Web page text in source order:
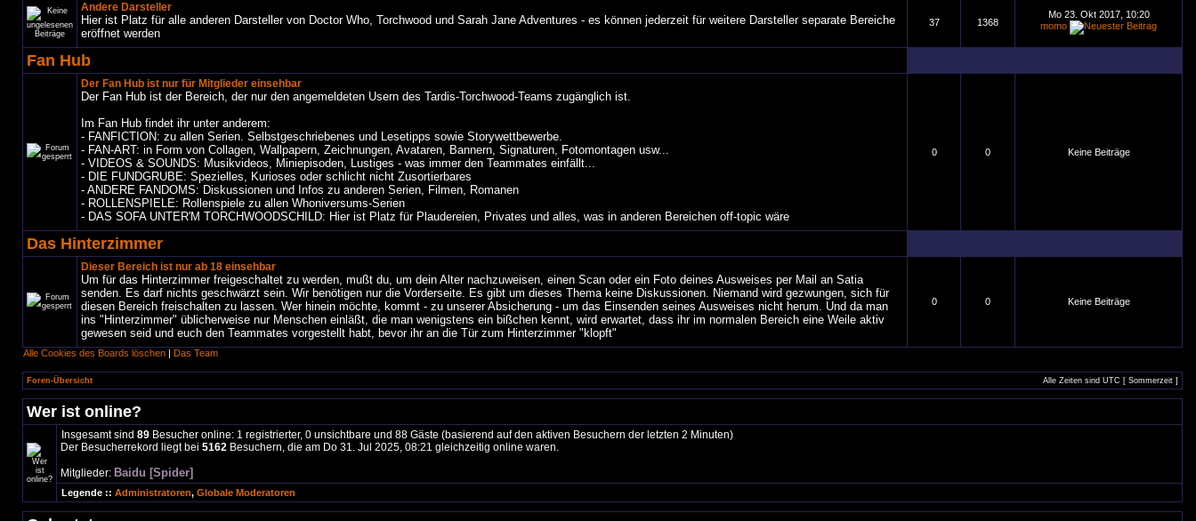
Andere Darsteller
Hier ist Platz für alle anderen Darsteller von Doctor Who, Torchwood und Sarah Jane Adventures - es können jederzeit für weitere Darsteller separate Bereiche
eröffnet werden
37 1368
Mo 23. Okt 2017, 10:20
momo
Fan Hub
Der Fan Hub ist nur für Mitglieder einsehbar
Der Fan Hub ist der Bereich, der nur den angemeldeten Usern des Tardis-Torchwood-Teams zugänglich ist.
Im Fan Hub findet ihr unter anderem:
- FANFICTION: zu allen Serien. Selbstgeschriebenes und Lesetipps sowie Storywettbewerbe.
- FAN-ART: in Form von Collagen, Wallpapern, Zeichnungen, Avataren, Bannern, Signaturen, Fotomontagen usw...
- VIDEOS & SOUNDS: Musikvideos, Miniepisoden, Lustiges - was immer den Teammates einfällt...
- DIE FUNDGRUBE: Spezielles, Kurioses oder schlicht nicht Zusortierbares
- ANDERE FANDOMS: Diskussionen und Infos zu anderen Serien, Filmen, Romanen
- ROLLENSPIELE: Rollenspiele zu allen Whoniversums-Serien
- DAS SOFA UNTER'M TORCHWOODSCHILD: Hier ist Platz für Plaudereien, Privates und alles, was in anderen Bereichen off-topic wäre
0 0 Keine Beiträge
Das Hinterzimmer
Dieser Bereich ist nur ab 18 einsehbar
Um für das Hinterzimmer freigeschaltet zu werden, mußt du, um dein Alter nachzuweisen, einen Scan oder ein Foto deines Ausweises per Mail an Satia
senden. Es darf nichts geschwärzt sein. Wir benötigen nur die Vorderseite. Es gibt um dieses Thema keine Diskussionen. Niemand wird gezwungen, sich für
diesen Bereich freischalten zu lassen. Wer hinein möchte, kommt - zu unserer Absicherung - um das Einsenden seines Ausweises nicht herum. Und da man
ins "Hinterzimmer" üblicherweise nur Menschen einläßt, die man wenigstens ein bißchen kennt, wird erwartet, dass ihr im normalen Bereich eine Weile aktiv
gewesen seid und euch den Teammates vorgestellt habt, bevor ihr an die Tür zum Hinterzimmer "klopft"
0 0 Keine Beiträge
Alle Cookies des Boards löschen | Das Team
Foren-Übersicht Alle Zeiten sind UTC [ Sommerzeit ]
Wer ist online?
Insgesamt sind 89 Besucher online: 1 registrierter, 0 unsichtbare und 88 Gäste (basierend auf den aktiven Besuchern der letzten 2 Minuten)
Der Besucherrekord liegt bei 5162 Besuchern, die am Do 31. Jul 2025, 08:21 gleichzeitig online waren.
Mitglieder: Baidu [Spider]
Legende :: Administratoren, Globale Moderatoren